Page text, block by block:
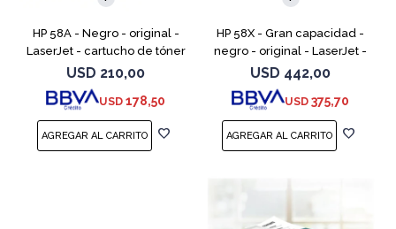
HP 58A - Negro - original -
LaserJet - cartucho de tóner
(CF258A) - para LaserJet Pro
M404dn, M404dw, M404n,
M428fdw, MFP M428dw
USD 210,00
USD 178,50
HP 58X - Gran capacidad -
negro - original - LaserJet -
cartucho de tóner (CF258X) -
para LaserJet Pro M404dn,
M404dw, M404n, M4
USD 442,00
USD 375,70